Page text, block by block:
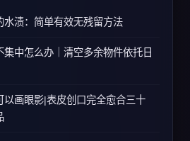
水渍：简单有效无残留方法
集中怎么办｜清空多余物件依托日
以画眼影|表皮创口完全愈合三十